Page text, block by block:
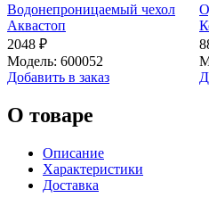
Водонепроницаемый чехол
Аквастоп
2048 ₽
Модель: 600052
Добавить в заказ
О товаре
Описание
Характеристики
Доставка